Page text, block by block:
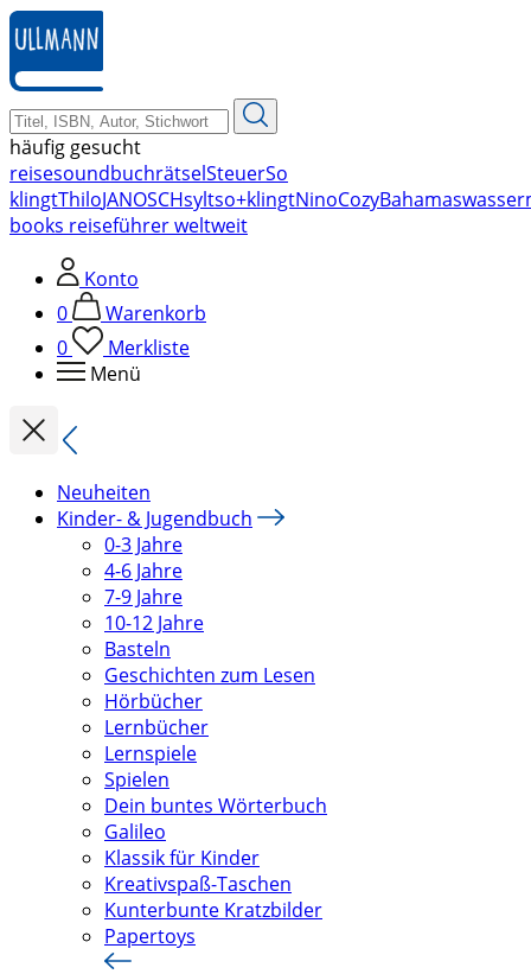
zum
Hauptinhalt
springen
häufig gesucht
reisesoundbuchrätselSteuerSo
klingtThiloJANOSCHsyltso+klingtNinoCozyBahamas
books reiseführer weltweit
Konto
0
Warenkorb
0
Merkliste
Menü
Neuheiten
Kinder- & Jugendbuch
0-3 Jahre
4-6 Jahre
7-9 Jahre
10-12 Jahre
Basteln
Geschichten zum Lesen
Hörbücher
Lernbücher
Lernspiele
Spielen
Dein buntes Wörterbuch
Galileo
Klassik für Kinder
Kreativspaß-Taschen
Kunterbunte Kratzbilder
Papertoys